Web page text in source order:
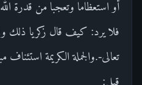
أو استعظاما وتعجبا من قدرة
فلا يرد: كيف قال زكريا ذلك
تعالى-.والجملة الكريمة
قيل: